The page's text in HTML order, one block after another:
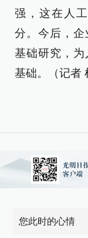
强，这在人
分。今后，企
基础研究，
基础。（记者
您此时的心情